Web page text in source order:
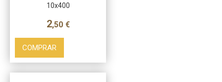
10x400
2,50 €
COMPRAR